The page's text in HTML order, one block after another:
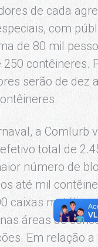
de cada
com
de 80 mil
250 contêineres.
serão de dez
a Comlurb
total de
número de
até mil
caixas
áreas de
Em relação a